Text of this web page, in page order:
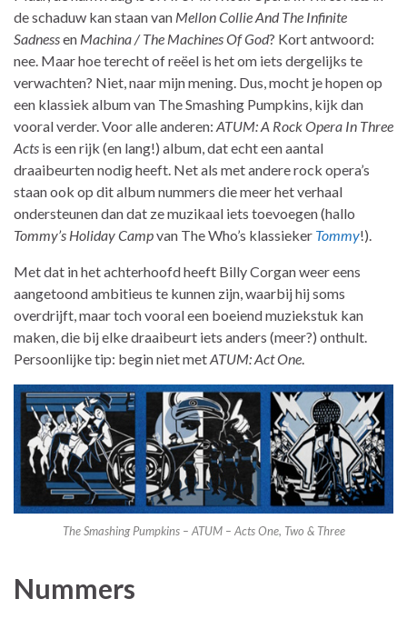
de schaduw kan staan van Mellon Collie And The Infinite
Sadnessen Machina / The Machines Of God? Kort antwoord:
nee. Maar hoe terecht of reëel is het om iets dergelijks te
verwachten? Niet, naar mijn mening. Dus, mocht je hopen op
een klassiek album van The Smashing Pumpkins, kijk dan
vooral verder. Voor alle anderen: ATUM: A Rock Opera In Three
Acts is een rijk (en lang!) album, dat echt een aantal
draaibeurten nodig heeft. Net als met andere rock opera’s
staan ook op dit album nummers die meer het verhaal
ondersteunen dan dat ze muzikaal iets toevoegen (hallo
Tommy’s Holiday Campvan The Who’s klassieker Tommy!).
Met dat in het achterhoofd heeft Billy Corgan weer eens
aangetoond ambitieus te kunnen zijn, waarbij hij soms
overdrijft, maar toch vooral een boeiend muziekstuk kan
maken, die bij elke draaibeurt iets anders (meer?) onthult.
Persoonlijke tip: begin niet metATUM: Act One.
The Smashing Pumpkins – ATUM – Acts One, Two & Three
Nummers